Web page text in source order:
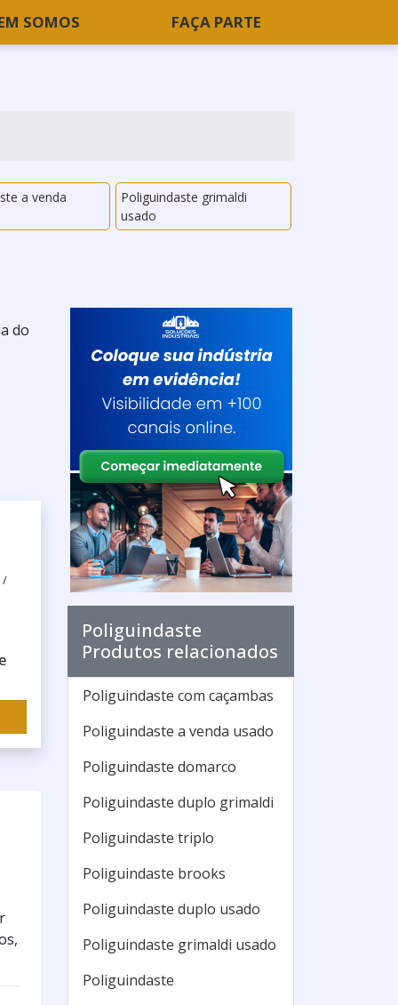
SOMOS FAÇA PARTE
a venda
Poliguindaste grimaldi
usado
do
/
Poliguindaste
Produtos relacionados
Poliguindaste com caçambas
Poliguindaste a venda usado
Poliguindaste domarco
Poliguindaste duplo grimaldi
Poliguindaste triplo
Poliguindaste brooks
Poliguindaste duplo usado
Poliguindaste grimaldi usado
Poliguindaste